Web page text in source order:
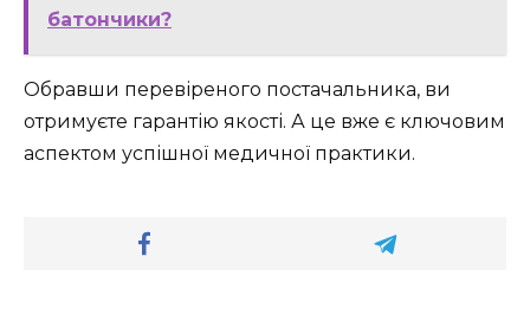
батончики?
Обравши перевіреного постачальника, ви
отримуєте гарантію якості. А це вже є ключовим
аспектом успішної медичної практики.